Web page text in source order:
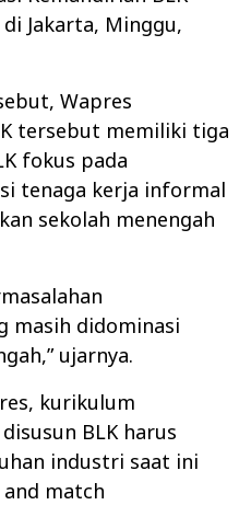
Jakarta, Minggu,
Wapres
tersebut memiliki tiga
fokus pada
tenaga kerja informal
sekolah menengah
masih didominasi
ujarnya.
kurikulum
BLK harus
industri saat ini
match